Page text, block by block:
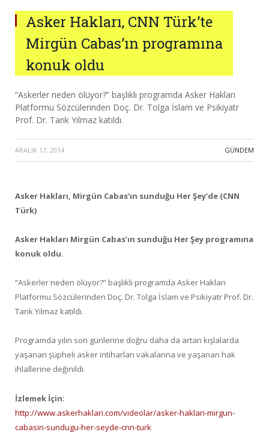
Asker Hakları, CNN Türk’te
Mirgün Cabas’ın programına
konuk oldu
“Askerler neden ölüyor?” başlıklı programda Asker Hakları
Platformu Sözcülerinden Doç. Dr. Tolga İslam ve Psikiyatr
Prof. Dr. Tarık Yılmaz katıldı.
ARALIK 17, 2014 · GÜNDEM
Asker Hakları, Mirgün Cabas’ın sunduğu Her Şey’de (CNN
Türk)
Asker Hakları Mirgün Cabas’ın sunduğu Her Şey programına
konuk oldu.
“Askerler neden ölüyor?” başlıklı programda Asker Hakları
Platformu Sözcülerinden Doç. Dr. Tolga İslam ve Psikiyatr Prof. Dr.
Tarık Yılmaz katıldı.
Programda yılın son günlerine doğru daha da artan kışlalarda
yaşanan şüpheli asker intiharları vakalarına ve yaşanan hak
ihlallerine değinildi.
İzlemek İçin:
http://www.askerhaklari.com/videolar/asker-haklari-mirgun-
cabasin-sundugu-her-seyde-cnn-turk